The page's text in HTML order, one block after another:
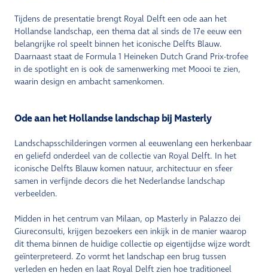
Tijdens de presentatie brengt Royal Delft een ode aan het
Hollandse landschap, een thema dat al sinds de 17e eeuw een
belangrijke rol speelt binnen het iconische Delfts Blauw.
Daarnaast staat de Formula 1 Heineken Dutch Grand Prix-trofee
in de spotlight en is ook de samenwerking met Moooi te zien,
waarin design en ambacht samenkomen.
Ode aan het Hollandse landschap bij Masterly
Landschapsschilderingen vormen al eeuwenlang een herkenbaar
en geliefd onderdeel van de collectie van Royal Delft. In het
iconische Delfts Blauw komen natuur, architectuur en sfeer
samen in verfijnde decors die het Nederlandse landschap
verbeelden.
Midden in het centrum van Milaan, op Masterly in Palazzo dei
Giureconsulti, krijgen bezoekers een inkijk in de manier waarop
dit thema binnen de huidige collectie op eigentijdse wijze wordt
geïnterpreteerd. Zo vormt het landschap een brug tussen
verleden en heden en laat Royal Delft zien hoe traditioneel